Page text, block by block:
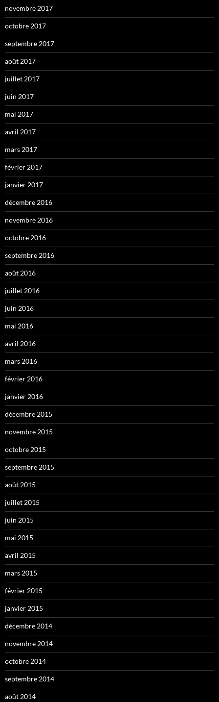
novembre 2017
octobre 2017
septembre 2017
août 2017
juillet 2017
juin 2017
mai 2017
avril 2017
mars 2017
février 2017
janvier 2017
décembre 2016
novembre 2016
octobre 2016
septembre 2016
août 2016
juillet 2016
juin 2016
mai 2016
avril 2016
mars 2016
février 2016
janvier 2016
décembre 2015
novembre 2015
octobre 2015
septembre 2015
août 2015
juillet 2015
juin 2015
mai 2015
avril 2015
mars 2015
février 2015
janvier 2015
décembre 2014
novembre 2014
octobre 2014
septembre 2014
août 2014